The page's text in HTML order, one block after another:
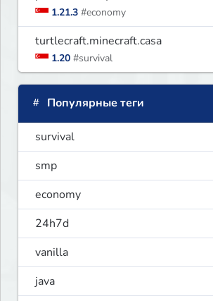
1.21.3 #economy
turtlecraft.minecraft.casa
1.20 #survival
Популярные теги
survival
smp
economy
24h7d
vanilla
java